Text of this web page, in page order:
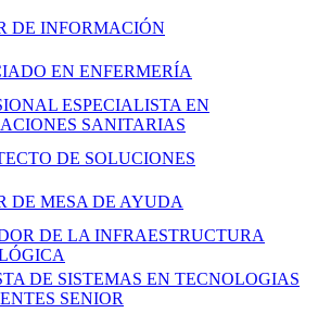
DE INFORMACIÓN
EN ENFERMERÍA
ESPECIALISTA EN
SANITARIAS
DE SOLUCIONES
DE MESA DE AYUDA
DE LA INFRAESTRUCTURA
DE SISTEMAS EN TECNOLOGIAS
SENIOR